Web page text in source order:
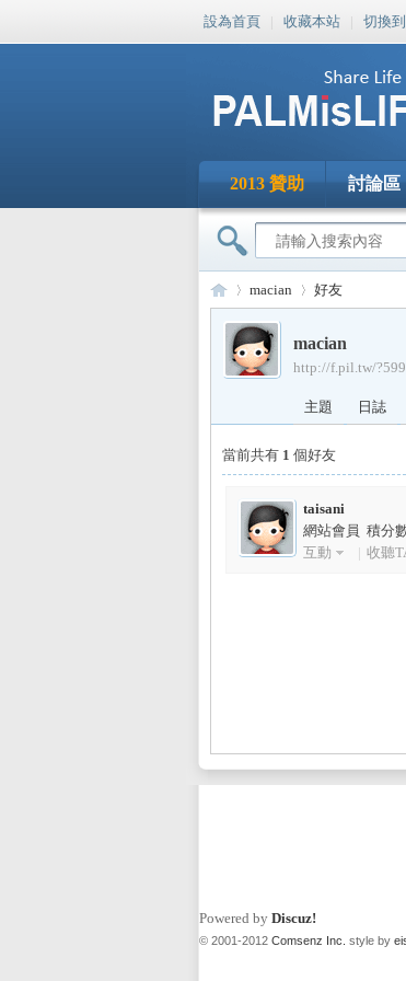
設為首頁 | 收藏本站 | 切換
2013 贊助 討論區
PA›
macian 好友
macian
http://f.pil.tw/
主題 日誌
當前共有 1 個好友
taisani
網站會員 積分
互動
| 收聽
Powered by Discuz!
© 2001-2012 Comsenz Inc. style by